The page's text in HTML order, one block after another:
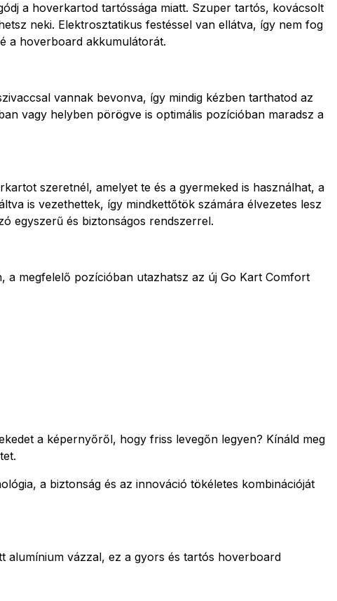
a hoverkartod tartóssága miatt. Szuper tartós, kovácsolt
neki. Elektrosztatikus festéssel van ellátva, így nem fog
a hoverboard akkumulátorát.
vannak bevonva, így mindig kézben tarthatod az
vagy helyben pörögve is optimális pozícióban maradsz a
szeretnél, amelyet te és a gyermeked is használhat, a
is vezethettek, így mindkettőtök számára élvezetes lesz
egyszerű és biztonságos rendszerrel.
a megfelelő pozícióban utazhatsz az új Go Kart Comfort
a képernyőről, hogy friss levegőn legyen? Kínáld meg
a biztonság és az innováció tökéletes kombinációját
alumínium vázzal, ez a gyors és tartós hoverboard